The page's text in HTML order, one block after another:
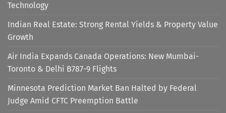
Technology
Indian Real Estate: Strong Rental Yields & Property Value
Growth
Air India Expands Canada Operations: New Mumbai-
Toronto & Delhi B787-9 Flights
Minnesota Prediction Market Ban Halted by Federal
Judge Amid CFTC Preemption Battle